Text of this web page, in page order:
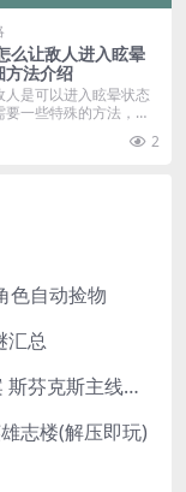
么让敌人进入眩晕
方法介绍
人是可以进入眩晕状态
要一些特殊的方法，那
么让敌人...
2
色自动捡物
汇总
刺客信条奥德赛唤醒神话谜题答案 斯芬克斯主线攻略
志楼(解压即玩)